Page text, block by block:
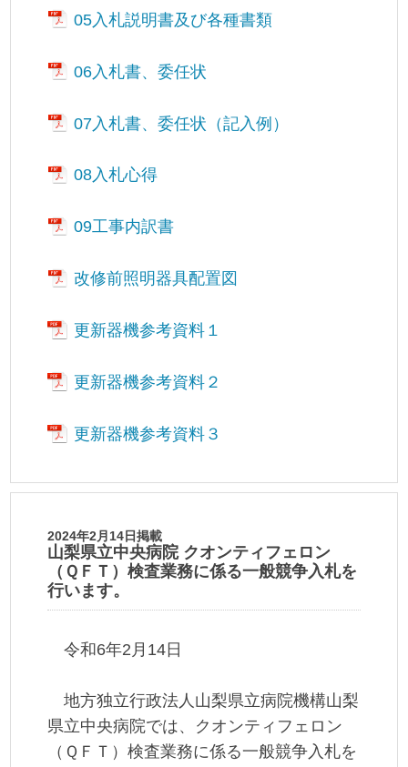
05入札説明書及び各種書類
06入札書、委任状
07入札書、委任状（記入例）
08入札心得
09工事内訳書
改修前照明器具配置図
更新器機参考資料１
更新器機参考資料２
更新器機参考資料３
2024年2月14日掲載
山梨県立中央病院 クオンティフェロン
（ＱＦＴ）検査業務に係る一般競争入札を
行います。
令和6年2月14日
地方独立行政法人山梨県立病院機構山梨
県立中央病院では、クオンティフェロン
（ＱＦＴ）検査業務に係る一般競争入札を